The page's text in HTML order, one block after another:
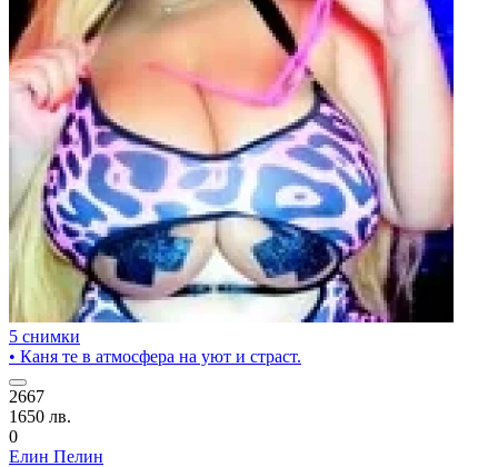
5 снимки
• Каня те в атмосфера на уют и страст.
2667
1650 лв.
0
Елин Пелин